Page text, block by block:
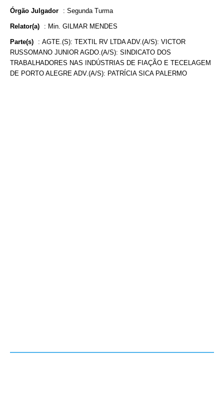
Órgão Julgador : Segunda Turma
Relator(a) : Min. GILMAR MENDES
Parte(s) : AGTE.(S): TEXTIL RV LTDA ADV.(A/S): VICTOR
RUSSOMANO JUNIOR AGDO.(A/S): SINDICATO DOS
TRABALHADORES NAS INDÚSTRIAS DE FIAÇÃO E TECELAGEM
DE PORTO ALEGRE ADV.(A/S): PATRÍCIA SICA PALERMO